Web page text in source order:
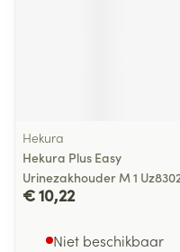
Hekura
Hekura Plus Easy
Urinezakhouder M 1
€ 10,22
Niet beschikbaar